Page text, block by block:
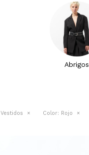
Abrigos
Vestidos Color: Rojo